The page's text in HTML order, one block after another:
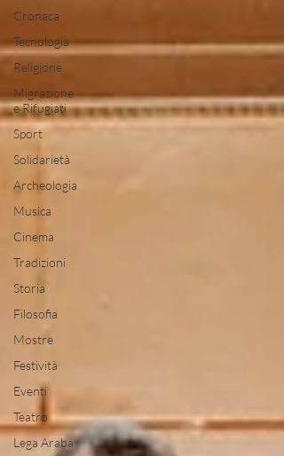
Cronaca
Tecnologia
Religione
Migrazione
e Rifugiati
Sport
Solidarietà
Archeologia
Musica
Cinema
Tradizioni
Storia
Filosofia
Mostre
Festività
Eventi
Teatro
Lega Araba